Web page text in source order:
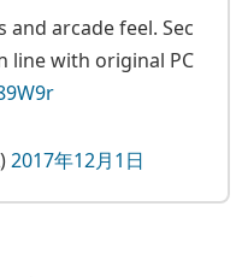
and arcade feel. Sec
line with original PC
2017年12月1日